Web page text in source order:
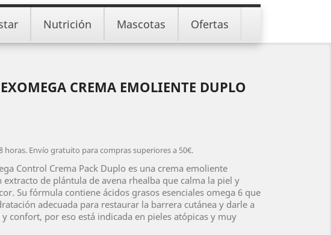
Nutrición Mascotas Ofertas
CREMA EMOLIENTE DUPLO
horas. Envío gratuito para compras superiores a 50€.
Control Crema Pack Duplo es una crema emoliente
extracto de plántula de avena rhealba que calma la piel y
Su fórmula contiene ácidos grasos esenciales omega 6 que
adecuada para restaurar la barrera cutánea y darle a
confort, por eso está indicada en pieles atópicas y muy